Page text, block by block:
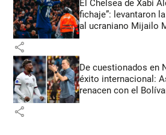
El Chelsea de Xabi
fichaje”: levantaron
al ucraniano Mijailo
share
De cuestionados en
éxito internacional:
renacen con el
share